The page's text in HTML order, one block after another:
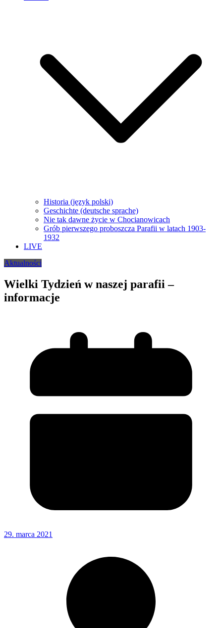
Historia (język polski)
Geschichte (deutsche sprache)
Nie tak dawne życie w Chocianowicach
Grób pierwszego proboszcza Parafii w latach 1903-
1932
LIVE
Aktualności
Wielki Tydzień w naszej parafii –
informacje
29. marca 2021